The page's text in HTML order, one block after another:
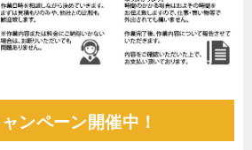
ンペーン開催中！